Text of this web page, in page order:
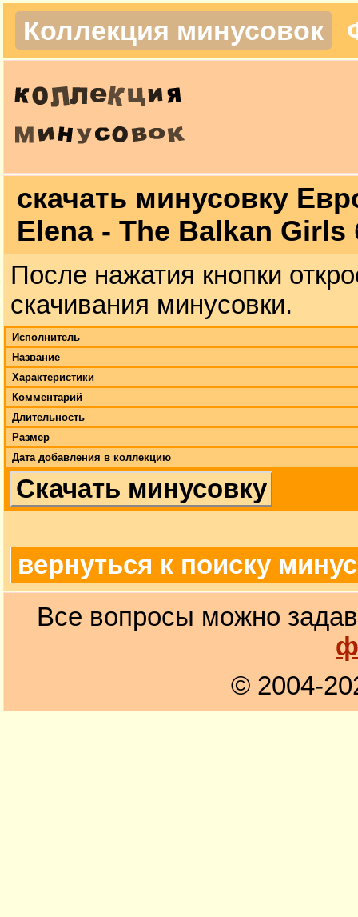
Коллекция минусовок
скачать минусовку
Elena - The Balkan Girls
После нажатия кнопки
скачивания минусовки.
Исполнитель
Название
Характеристики
Комментарий
Длительность
Размер
Дата добавления в коллекцию
Скачать минусовку
вернуться к поиску
Все вопросы можно
© 2004-